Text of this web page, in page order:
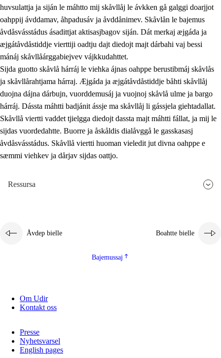
3. Prinsihpa skåvlå dåjmajda
3.1 Sebrudahtte oahppambirás
3.2 Åhpadibme ja hiebadum åhpadus
3.3 Aktisasjbarggo sijda ja skåvlå gaskan
3.4 Åhpadus åhpadusvidnudagán ja barggoiellemin
Profesjåvnåaktisasjvuohta ja skåvllååvddånibme
huvsulattja ja siján le máhtto mij skåvllåj le ávkken gå galggi doarjjot
oahppij ávddamav, åhpadusáv ja åvddånimev. Skåvlån le bajemus
åvdåsvásstádus ásadittjat aktisasjbagov siján. Dát merkaj æjgáda ja
æjgátåvdåstiddje vierttiji oadtju dajt diedojt majt dárbahi vaj bessi
mánáj skåvllåárggabiejvev vájkkudahttet.
Sijda guotto skåvlå hárráj le viehka ájnas oahppe berustibmáj skåvlås
ja skåvllårahtjama hárraj. Æjgáda ja æjgátåvdåstiddje båhti skåvllåj
duojna dájna dárbujn, vuorddemusáj ja vuojnoj skåvlå ulme ja bargo
hárráj. Dássta máhtti badjánit ássje ma skåvllåj li gássjela giehtadallat.
Skåvllå viertti vaddet tjielgga diedojt dassta majt máhtti fállat, ja mij le
sijdas vuordedahtte. Buorre ja åskåldis dialåvggå le gasskasasj
åvdåsvásstádus. Skåvllå viertti huoman vieledit jut divna oahppe e
sæmmi viehkev ja dårjav sijdas oattjo.
Ressursa
Åvdep bielle Boahtte bielle
Bajemussaj
Om Udir
Kontakt oss
Presse
Nyhetsvarsel
English pages